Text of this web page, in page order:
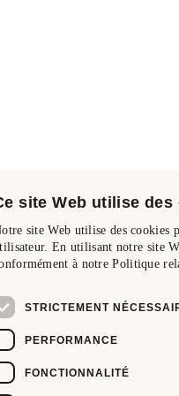
site Web utilise des
site Web utilise des cookies
En utilisant notre site
à notre Politique
STRICTEMENT
PERFORMANCE
FONCTIONNALITÉ